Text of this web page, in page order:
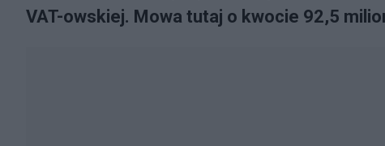
VAT-owskiej. Mowa tutaj o kwocie 92,5